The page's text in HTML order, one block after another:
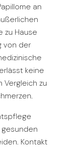
an
zu Hause
von der
keine
Vergleich zu
Kontakt